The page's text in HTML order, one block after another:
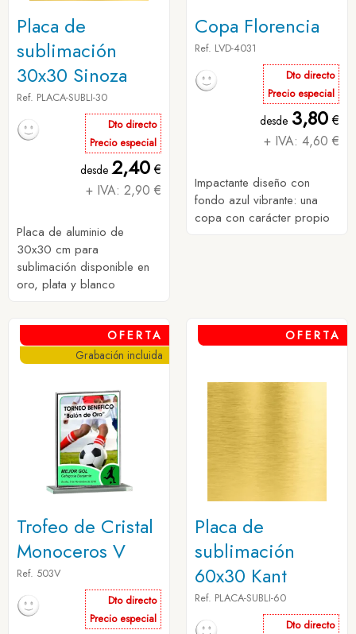
Placa de
sublimación
30x30 Sinoza
Ref. PLACA-SUBLI-30
Dto directo
Precio especial
desde 2,40€
+ IVA: 2,90 €
Placa de aluminio de
30x30 cm para
sublimación disponible en
oro, plata y blanco
Copa Florencia
Ref. LVD-4031
Dto directo
Precio especial
desde 3,80€
+ IVA: 4,60 €
Impactante diseño con
fondo azul vibrante: una
copa con carácter propio
OFERTA
Grabación incluida
Trofeo de Cristal
Monoceros V
Ref. 503V
Dto directo
Precio especial
OFERTA
Placa de
sublimación
60x30 Kant
Ref. PLACA-SUBLI-60
Dto directo